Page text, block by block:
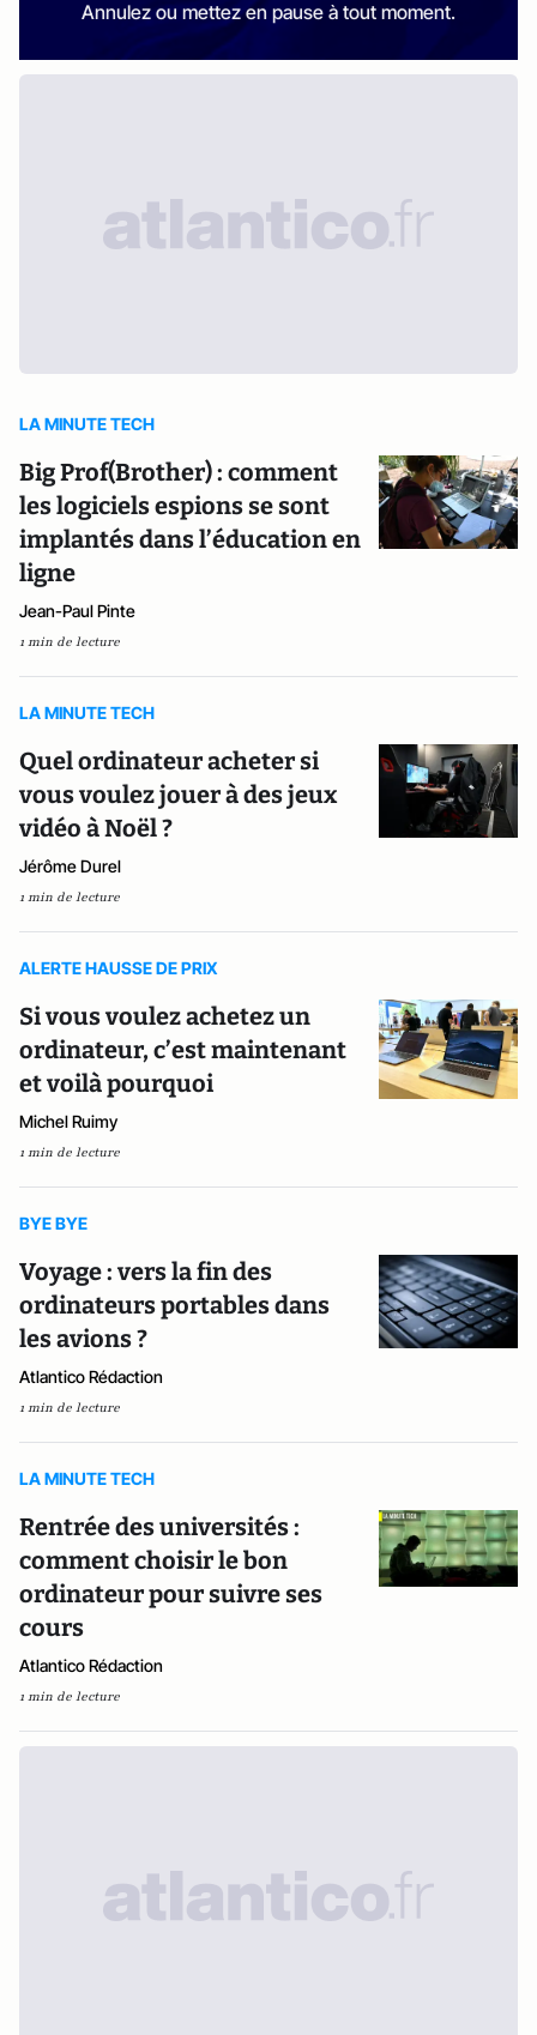
Annulez ou mettez en pause à tout moment.
LA MINUTE TECH
Big Prof(Brother) : comment
les logiciels espions se sont
implantés dans l’éducation en
ligne
Jean-Paul Pinte
1 min de lecture
LA MINUTE TECH
Quel ordinateur acheter si
vous voulez jouer à des jeux
vidéo à Noël ?
Jérôme Durel
1 min de lecture
ALERTE HAUSSE DE PRIX
Si vous voulez achetez un
ordinateur, c’est maintenant
et voilà pourquoi
Michel Ruimy
1 min de lecture
BYE BYE
Voyage : vers la fin des
ordinateurs portables dans
les avions ?
Atlantico Rédaction
1 min de lecture
LA MINUTE TECH
Rentrée des universités :
comment choisir le bon
ordinateur pour suivre ses
cours
Atlantico Rédaction
1 min de lecture